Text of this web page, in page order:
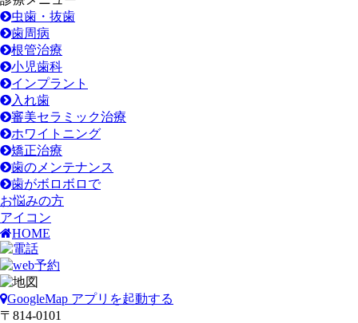
虫歯・抜歯
歯周病
根管治療
小児歯科
インプラント
入れ歯
審美セラミック治療
ホワイトニング
矯正治療
歯のメンテナンス
歯がボロボロで
お悩みの方
アイコン
HOME
GoogleMap アプリを起動する
〒814-0101